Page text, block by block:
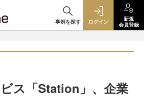
事例を探す ログイン
新規
会員登録
ス「Station」、企業